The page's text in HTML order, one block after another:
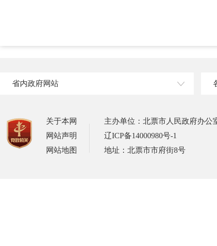
省内政府网站
关于本网
网站声明
网站地图
主办单位：北票市人民政府办公
辽ICP备14000980号-1
地址：北票市市府街8号